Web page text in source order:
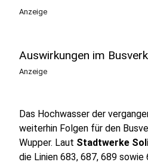
Anzeige
Auswirkungen im
Anzeige
Das Hochwasser der
weiterhin Folgen für den
Wupper. Laut Stadtwerke
die Linien 683, 687, 689